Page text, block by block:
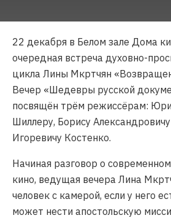
22 декабря в Белом зале Дома
очередная встреча духовно-
цикла Лины Мкртчян
Вечер «Шедевры русской
посвящён трём режиссёрам:
Шиллеру, Борису
Игоревичу Костенко.
Начиная разговор о
кино, ведущая вечера Лина
человек с камерой, если у него
может нести апостольскую